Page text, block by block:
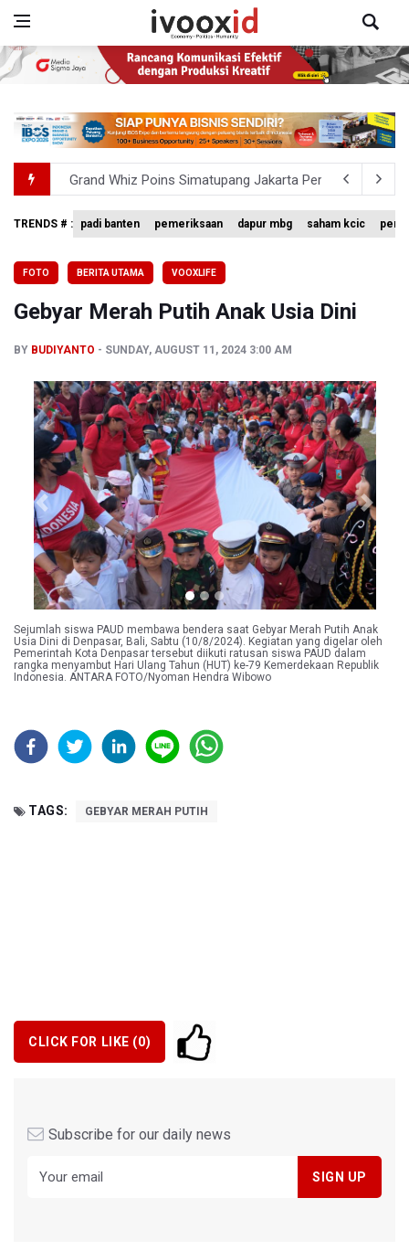
Grand Whiz Poins Simatupang Jakarta Perkuat
Kembali Hadir! Pesan hotel Via Website Resmi Diskon
Pemerintah Tunda Penerapan Pajak Marketplace, DJP:
Holiday Inn Express Jakarta Menteng Dukung Program
TRENDS # : padi banten pemeriksaan dapur mbg saham kcic
FOTO BERITA UTAMA VOOXLIFE
Gebyar Merah Putih Anak Usia Dini
BY BUDIYANTO SUNDAY, AUGUST 11, 2024 3:00 AM
Previous Next
Sejumlah siswa PAUD membawa bendera saat Gebyar Merah Putih Anak
Usia Dini di Denpasar, Bali, Sabtu (10/8/2024). Kegiatan yang digelar oleh
Pemerintah Kota Denpasar tersebut diikuti ratusan siswa PAUD dalam
rangka menyambut Hari Ulang Tahun (HUT) ke-79 Kemerdekaan Republik
Indonesia. ANTARA FOTO/Nyoman Hendra Wibowo
TAGS: GEBYAR MERAH PUTIH
CLICK FOR LIKE (0)
Subscribe for our daily news